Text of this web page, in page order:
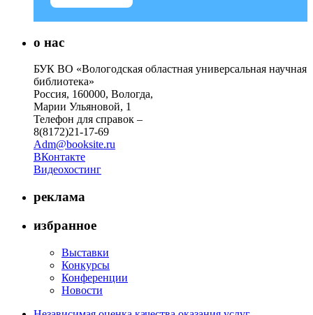
о нас
БУК ВО «Вологодская областная универсальная научная
библиотека»
Россия, 160000, Вологда,
Марии Ульяновой, 1
Телефон для справок –
8(8172)21-17-69
Adm@booksite.ru
ВКонтакте
Видеохостинг
реклама
избранное
Выставки
Конкурсы
Конференции
Новости